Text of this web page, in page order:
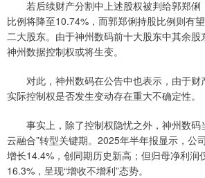
若后续财产分割中上述股权被判给郭郑俐
比例将降至10.74%，而郭郑俐持股比例则有
二大股东。由于神州数码前十大股东中其余
神州数据控制权或将生变。
对此，神州数码在公告中也表示，由于财
实际控制权是否发生变动存在重大不确定性。
事实上，除了控制权隐忧之外，神州数码
云融合”转型关键期。2025年半年报显示，公
增长14.4%，创同期历史新高；但归母净利润
16.3%，呈现“增收不增利”态势。